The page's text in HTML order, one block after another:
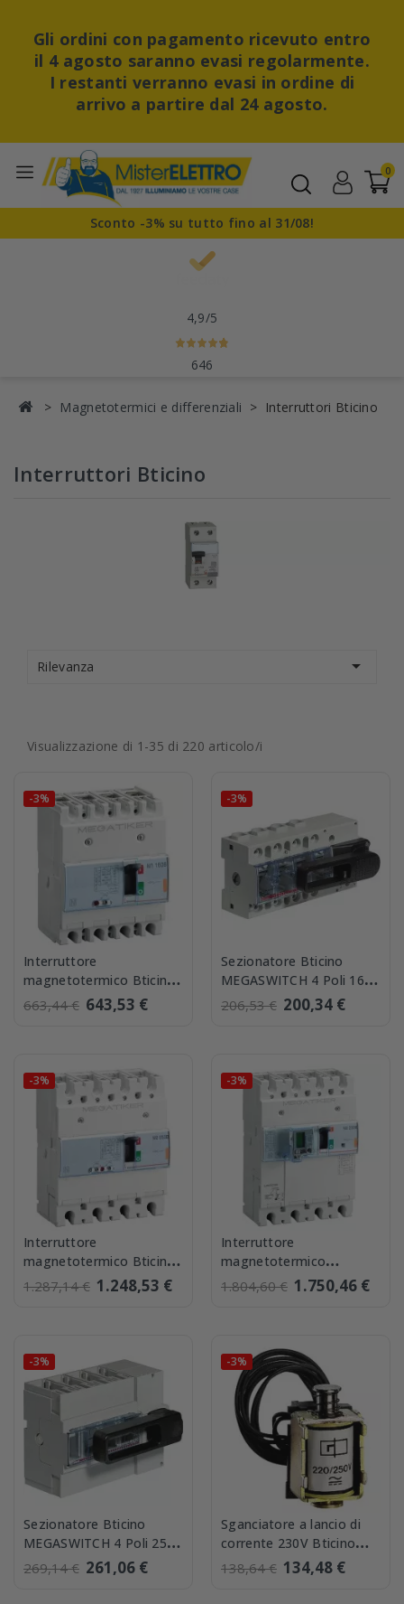
Gli ordini con pagamento ricevuto entro
il 4 agosto saranno evasi regolarmente.
I restanti verranno evasi in ordine di
arrivo a partire dal 24 agosto.
0
Sconto -3% su tutto fino al 31/08!
4,9/5
646
Magnetotermici e differenziali Interruttori Bticino
Interruttori Bticino
Rilevanza 
Visualizzazione di 1-35 di 220 articolo/i
-3%
Interruttore
magnetotermico Bticino
MEGATIKER 3P+N 160A
16kA T714E160
663,44 € 643,53 €
-3%
Sezionatore Bticino
MEGASWITCH 4 Poli 160A
T7134WF/160
206,53 € 200,34 €
-3%
Interruttore
magnetotermico Bticino
MEGATIKER 3P+N 250A
T724B250
1.287,14 € 1.248,53 €
-3%
Interruttore
magnetotermico
differenziale Bticino
MEGATIKER 3P+N 250A
1.804,60 € 1.750,46 €
-3%
Sezionatore Bticino
MEGASWITCH 4 Poli 250A
T7234WF/250
269,14 € 261,06 €
-3%
Sganciatore a lancio di
corrente 230V Bticino
M5T/220
138,64 € 134,48 €